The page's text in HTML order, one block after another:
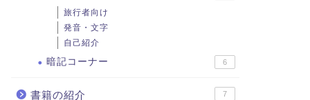
旅行者向け
発音・文字
自己紹介
暗記コーナー 6
書籍の紹介 7